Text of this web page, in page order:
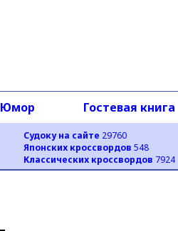
Судоку на сайте 29760
Японских кроссвордов 548
Классических кроссвордов 7924
Юмор Гостевая книга